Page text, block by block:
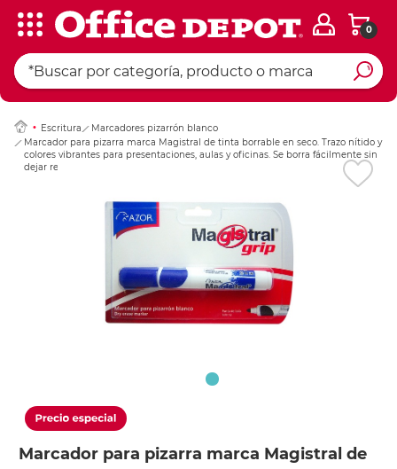
0
Escritura
Marcadores pizarrón blanco
Marcador para pizarra marca Magistral de tinta borrable en seco. Trazo nítido y
colores vibrantes para presentaciones, aulas y oficinas. Se borra fácilmente sin
dejar residuos.
Marcador para pizarra marca Magistral de
Ingresar Codigo